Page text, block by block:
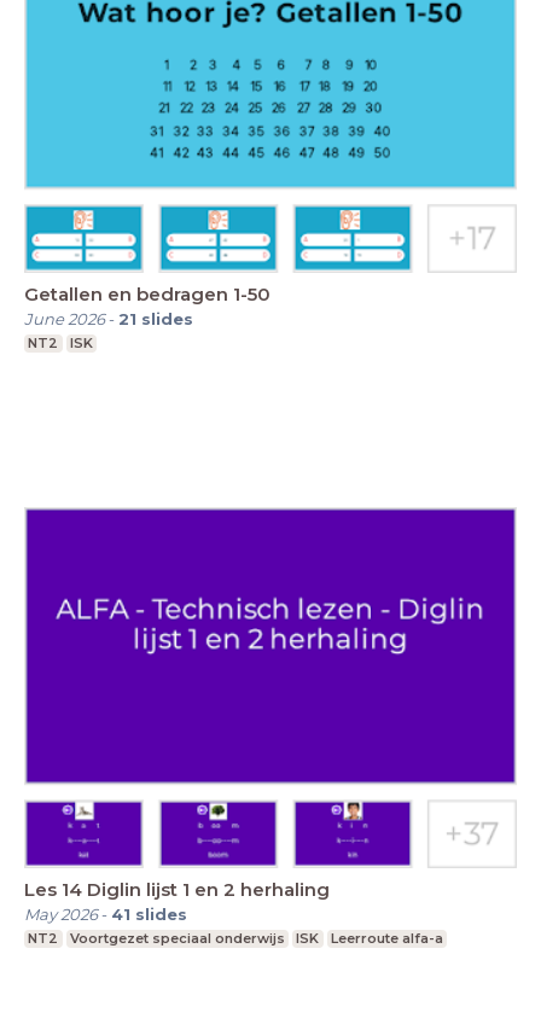
Getallen en bedragen 1-50
June 2026- 21 slides
NT2 ISK
Les 14 Diglin lijst 1 en 2 herhaling
May 2026- 41 slides
NT2 Voortgezet speciaal onderwijs ISK Leerroute alfa-a